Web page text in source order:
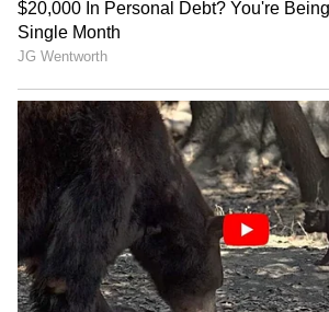
ಉಪಯೋಗಿಸಿದರೂ ಕೂಡ, ಡಾ ರಾಜ್
ಕ್ರೆಡಿಟ್ ಯಾರೊಬ್ಬರಿಗೇ ನೀಡಿದ್ದರೂ
ಕಾಂಟ್ರೋವರ್ಸಿ ಸೃಷ್ಟಿಯಾಗುತ್ತಿತ್ತೇನೋ!
ನನ್ನ ಅವನ ನಡುವೆ ಕುಚ್‌ಕುಚ್‌ ಏನಿಲ್ಲ,
ಅನುಷಾ ರೈ ಮಾತಿಗೆ ಏನಂತಿದೆ